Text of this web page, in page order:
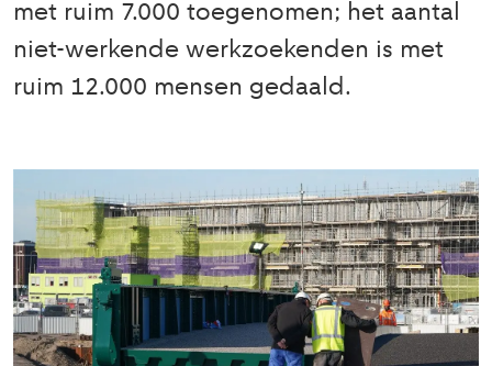
met ruim 7.000 toegenomen; het aantal
niet-werkende werkzoekenden is met
ruim 12.000 mensen gedaald.